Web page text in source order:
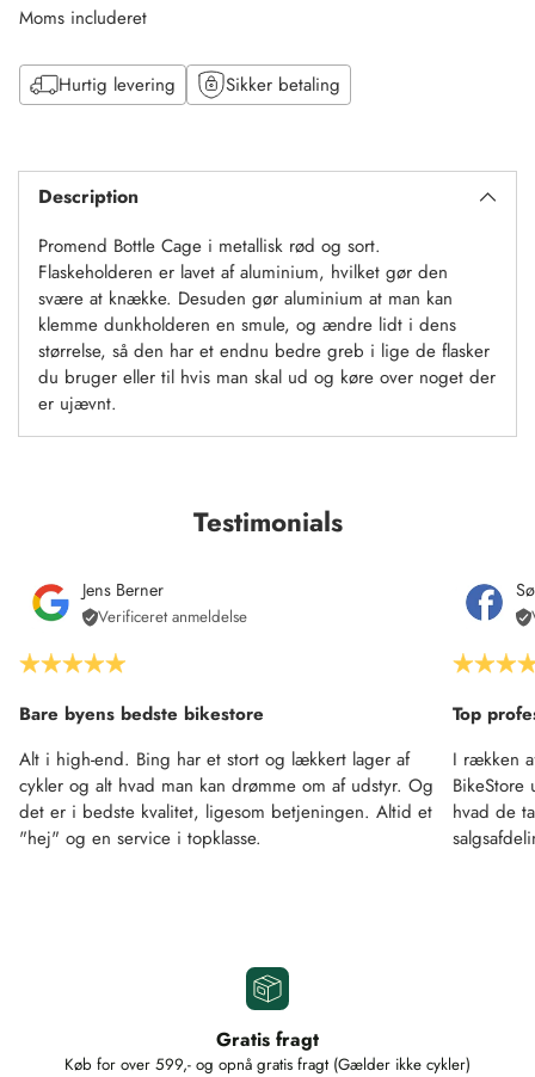
Moms includeret
Hurtig levering Sikker betaling
til
kurvDescription
Promend Bottle Cage i metallisk rød og sort.
Flaskeholderen er lavet af aluminium, hvilket gør den
svære at knække. Desuden gør aluminium at man kan
klemme dunkholderen en smule, og ændre lidt i dens
størrelse, så den har et endnu bedre greb i lige de flasker
du bruger eller til hvis man skal ud og køre over noget der
er ujævnt.
Testimonials
Jens Berner
Verificeret anmeldelse
Bare byens bedste bikestore
Alt i high-end. Bing har et stort og lækkert lager af
cykler og alt hvad man kan drømme om af udstyr. Og
det er i bedste kvalitet, ligesom betjeningen. Altid et
"hej" og en service i topklasse.
Top
I rækken
hvad de
Gratis fragt
Køb for over 599,- og opnå gratis fragt (Gælder ikke cykler)